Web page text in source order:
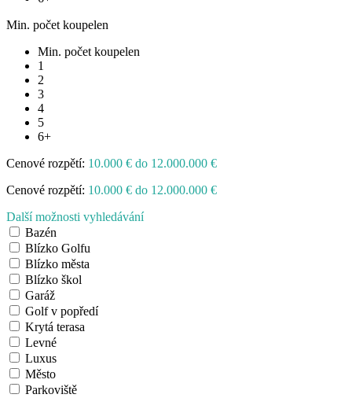
Min. počet koupelen
Min. počet koupelen
1
2
3
4
5
6+
Cenové rozpětí: 10.000 € do 12.000.000 €
Cenové rozpětí: 10.000 € do 12.000.000 €
Další možnosti vyhledávání
Bazén
Blízko Golfu
Blízko města
Blízko škol
Garáž
Golf v popředí
Krytá terasa
Levné
Luxus
Město
Parkoviště